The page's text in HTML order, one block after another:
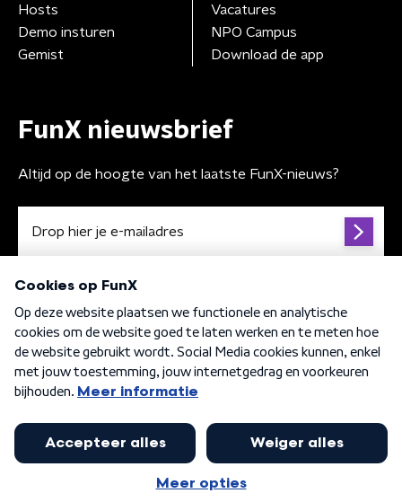
Hosts
Demo insturen
Gemist
Vacatures
NPO Campus
Download de app
FunX nieuwsbrief
Altijd op de hoogte van het laatste FunX-nieuws?
Algemene voorwaarden Privacybeleid